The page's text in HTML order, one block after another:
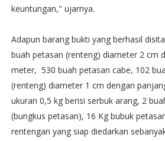
keuntungan," ujarnya.
Adapun barang bukti yang berhasil
buah petasan (renteng) diameter 2 cm
meter, 530 buah petasan cabe, 102
(renteng) diameter 1 cm dengan
ukuran 0,5 kg berisi serbuk arang, 2
(bungkus petasan), 16 Kg bubuk
rentengan yang siap diedarkan